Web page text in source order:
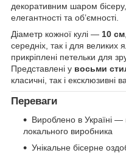
декоративним шаром
елегантності та об’ємності.
Діаметр кожної кулі — 10 см
середніх, так і для великих
прикріплені петельки для
Представлені у восьми
класичні, так і ексклюзивні
Переваги
Вироблено в Україні —
локального виробника
Унікальне бісерне